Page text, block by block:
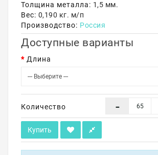
Толщина металла: 1,5 мм.
Вес: 0,190 кг. м/п
Производство: Россия
Доступные варианты
Длина
Количество
Купить